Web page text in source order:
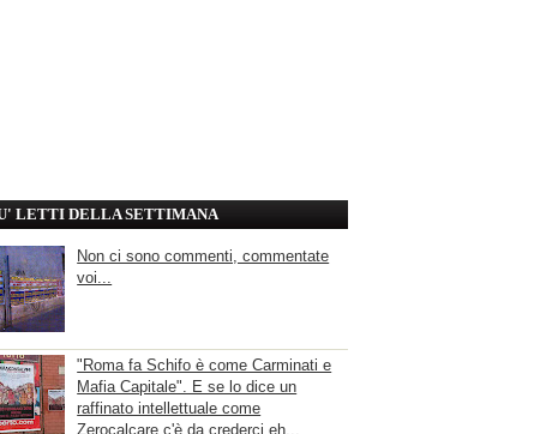
LETTI DELLA SETTIMANA
Non ci sono commenti, commentate
voi...
"Roma fa Schifo è come Carminati e
Mafia Capitale". E se lo dice un
raffinato intellettuale come
Zerocalcare c'è da crederci eh...